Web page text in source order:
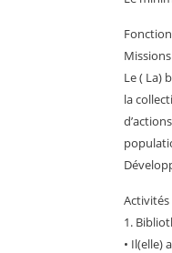
Fonction
Le ( La)
la
Activités
1.
• Il(elle)